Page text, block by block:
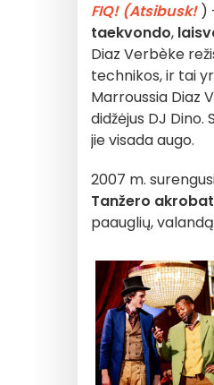
FIQ! (Atsibusk!)
taekvondo,
Diaz Verbèke
technikos, ir tai
Marroussia Diaz
didžėjus DJ Dino.
jie visada augo.
2007 m.
Tanžero
paauglių,